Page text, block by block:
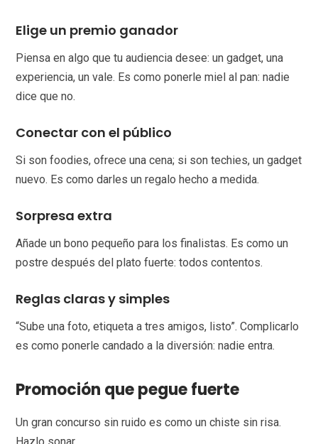
Elige un premio ganador
Piensa en algo que tu audiencia desee: un gadget, una
experiencia, un vale. Es como ponerle miel al pan: nadie
dice que no.
Conectar con el público
Si son foodies, ofrece una cena; si son techies, un gadget
nuevo. Es como darles un regalo hecho a medida.
Sorpresa extra
Añade un bono pequeño para los finalistas. Es como un
postre después del plato fuerte: todos contentos.
Reglas claras y simples
“Sube una foto, etiqueta a tres amigos, listo”. Complicarlo
es como ponerle candado a la diversión: nadie entra.
Promoción que pegue fuerte
Un gran concurso sin ruido es como un chiste sin risa.